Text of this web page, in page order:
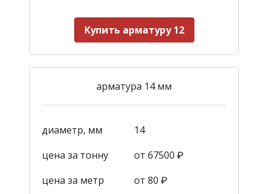
Купить арматуру 12
арматура 14 мм
диаметр, мм
14
цена за тонну
от 67500 ₽
цена за метр
от 80 ₽